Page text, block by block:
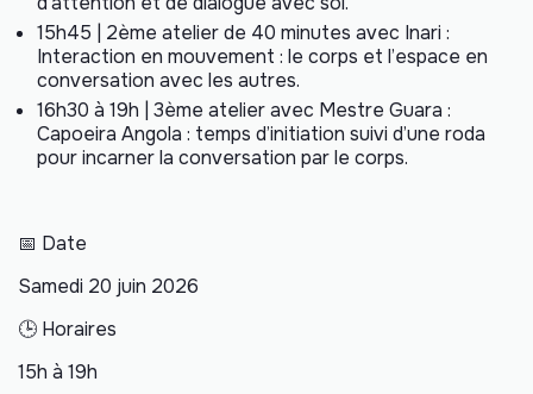
15h45 | 2ème atelier de 40 minutes avec Inari :
Interaction en mouvement : le corps et l’espace en
conversation avec les autres.
16h30 à 19h | 3ème atelier avec Mestre Guara :
Capoeira Angola : temps d’initiation suivi d’une roda
pour incarner la conversation par le corps.
📅 Date
Samedi 20 juin 2026
🕒 Horaires
15h à 19h